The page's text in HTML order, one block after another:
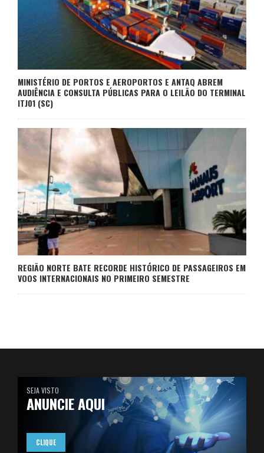
MINISTÉRIO DE PORTOS E AEROPORTOS E ANTAQ ABREM
AUDIÊNCIA E CONSULTA PÚBLICAS PARA O LEILÃO DO TERMINAL
ITJ01 (SC)
REGIÃO NORTE BATE RECORDE HISTÓRICO DE PASSAGEIROS EM
VOOS INTERNACIONAIS NO PRIMEIRO SEMESTRE
SEJA VISTO
ANUNCIE AQUI
CLIQUE